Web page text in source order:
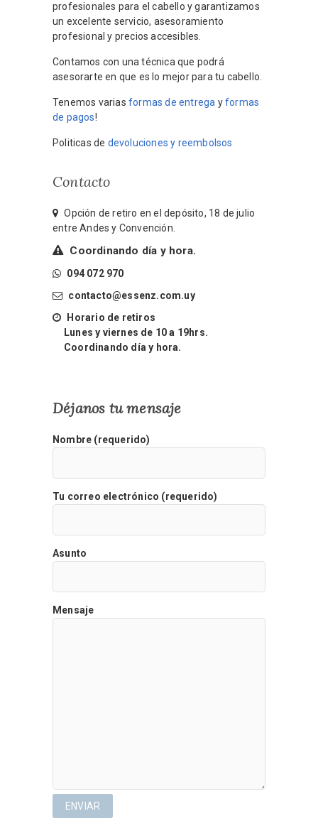
profesionales para el cabello y garantizamos
un excelente servicio, asesoramiento
profesional y precios accesibles.
Contamos con una técnica que podrá
asesorarte en que es lo mejor para tu cabello.
Tenemos varias formas de entrega yformas
de pagos!
Politicas de devoluciones y reembolsos
Contacto
Opción de retiro en el depósito, 18 de julio
entre Andes y Convención.
Coordinando día y hora.
094 072 970
contacto@essenz.com.uy
Horario de retiros
Lunes y viernes de 10 a 19hrs.
Coordinando día y hora.
Déjanos tu mensaje
Nombre (requerido)
Tu correo electrónico (requerido)
Asunto
Mensaje